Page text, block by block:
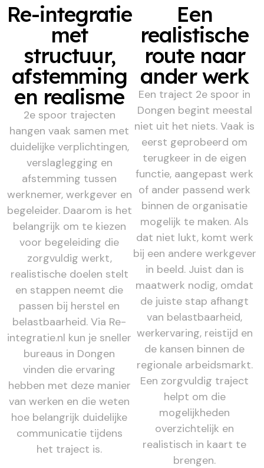
Re-integratie
met
structuur,
afstemming
en realisme
2e spoor trajecten
hangen vaak samen met
duidelijke verplichtingen,
verslaglegging en
afstemming tussen
werknemer, werkgever en
begeleider. Daarom is het
belangrijk om te kiezen
voor begeleiding die
zorgvuldig werkt,
realistische doelen stelt
en stappen neemt die
passen bij herstel en
belastbaarheid. Via Re-
integratie.nl kun je sneller
bureaus in Dongen
vinden die ervaring
hebben met deze manier
van werken en die weten
hoe belangrijk duidelijke
communicatie tijdens
het traject is.
Een
realistische
route naar
ander werk
Een traject 2e spoor in
Dongen begint meestal
niet uit het niets. Vaak is
eerst geprobeerd om
terugkeer in de eigen
functie, aangepast werk
of ander passend werk
binnen de organisatie
mogelijk te maken. Als
dat niet lukt, komt werk
bij een andere werkgever
in beeld. Juist dan is
maatwerk nodig, omdat
de juiste stap afhangt
van belastbaarheid,
werkervaring, reistijd en
de kansen binnen de
regionale arbeidsmarkt.
Een zorgvuldig traject
helpt om die
mogelijkheden
overzichtelijk en
realistisch in kaart te
brengen.